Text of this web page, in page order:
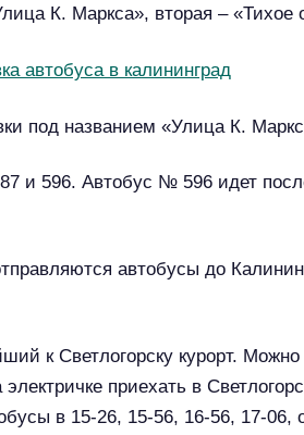
К. Маркса», вторая – «Тихое
под названием «Улица К.
и 596. Автобус № 596 идет
автобусы до
к Светлогорску курорт. Можно
приехать в
в 15-26, 15-56, 16-56, 17-06,